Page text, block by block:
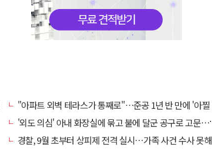
"아파트 외벽 테라스가 통째로"…준공 1년 반 만에 '아찔 사고'
'외도 의심' 아내 화장실에 묶고 불에 달군 공구로 고문…남편 검거
경찰, 9월 초부터 상피제 전격 실시…가족 사건 수사 못해